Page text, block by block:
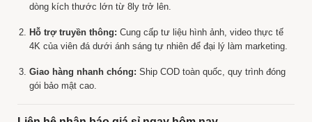
dòng kích thước lớn từ 8ly trở lên.
Hỗ trợ truyền thông: Cung cấp tư liệu hình ảnh, video thực tế
4K của viên đá dưới ánh sáng tự nhiên để đại lý làm marketing.
Giao hàng nhanh chóng: Ship COD toàn quốc, quy trình đóng
gói bảo mật cao.